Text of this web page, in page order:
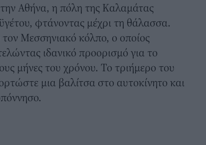
Αθήνα, η πόλη της Καλαμάτας
φτάνοντας μέχρι τη θάλασσα.
Μεσσηνιακό κόλπο, ο οποίος
ιδανικό προορισμό για το
μήνες του χρόνου. Το τριήμερο του
μια βαλίτσα στο αυτοκίνητο και